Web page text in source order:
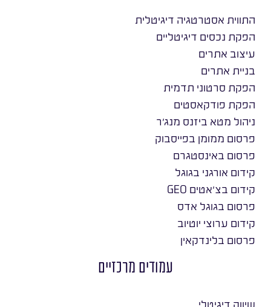
התווית אסטרטגיה דיגיטלית
הפקת נכסים דיגיטליים
עיצוב אתרים
בניית אתרים
הפקת סרטוני תדמית
הפקת פודקאסטים
ניהול מטא ביזנס מנג׳ר
פרסום ממומן בפייסבוק
פרסום באינסטגרם
קידום אורגני בגוגל
קידום בצ׳אטים GEO
פרסום בגוגל אדס
קידום ערוצי יוטיוב
פרסום בלינדקאין
עמודים מרכזיים
שיווק דיגיטלי